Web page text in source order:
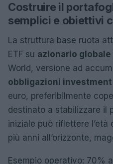
Costruire il
semplici e obiettivi
La struttura base ruota
ETF su azionario globale
World, versione ad
obbligazioni investment
euro, preferibilmente
destinato a stabilizzare il
iniziale può riflettere l’età
più anni all’orizzonte,
Esempio operativo: 70%